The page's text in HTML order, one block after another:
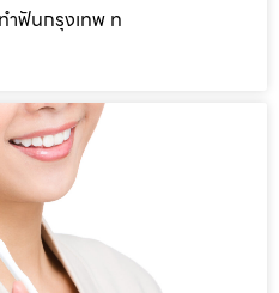
ฟันกรุงเทพ ท